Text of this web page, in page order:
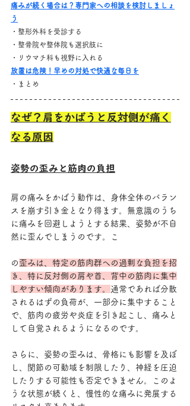
痛みが続く場合は？専門家への相談を検討しましょ
う
・整形外科を受診する
・整骨院や整体院も選択肢に
・リウマチ科も視野に入れる
放置は危険！早めの対処で快適な毎日を
・まとめ
なぜ？肩をかばうと反対側が痛く
なる原因
姿勢の歪みと筋肉の負担
肩の痛みをかばう動作は、身体全体のバラン
スを崩す引き金となり得ます。無意識のうち
に痛みを回避しようとする結果、姿勢が不自
然に歪んでしまうのです。こ
の 歪みは、特定の筋肉群への過剰な負担を招
き、特に反対側の肩や首、背中の筋肉に集中
しやすい傾向があります。 通常であれば分散
されるはずの負荷が、一部分に集中すること
で、筋肉の疲労や炎症を引き起こし、痛みと
して自覚されるようになるのです。
さらに、姿勢の歪みは、骨格にも影響を及ぼ
し、関節の可動域を制限したり、神経を圧迫
したりする可能性も否定できません。このよ
うな状態が続くと、慢性的な痛みに発展する